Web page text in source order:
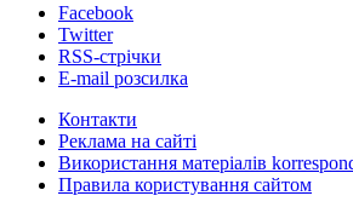
Facebook
Twitter
RSS-стрічки
E-mail розсилка
Контакти
Реклама на сайті
Використання матеріалів
Правила користування сайтом